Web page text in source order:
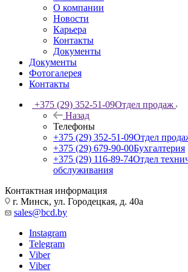
О компании
Новости
Карьера
Контакты
Документы
Документы
Фотогалерея
Контакты
+375 (29) 352-51-09Отдел продаж
Назад
Телефоны
+375 (29) 352-51-09Отдел
+375 (29) 679-90-00Бухгалтерия
+375 (29) 116-89-74Отдел
обслуживания
Контактная информация
г. Минск, ул. Городецкая, д. 40а
sales@bcd.by
Instagram
Telegram
Viber
Viber